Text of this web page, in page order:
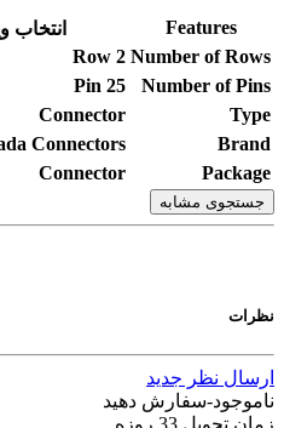
Features
انتخاب ویژگی
Number of
2
Row
Number of
25
Pin
Connector
Huada Connectors
Connector
مشابه
نظر جدید
سفارش دهید
33 روزه